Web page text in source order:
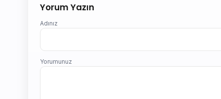
Yorum Yazın
Adınız
Yorumunuz